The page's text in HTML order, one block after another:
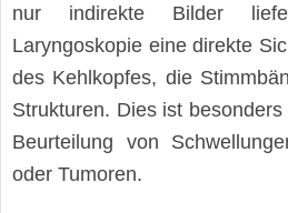
nur indirekte Bilder
Laryngoskopie eine direkte
des Kehlkopfes, die
Strukturen. Dies ist
Beurteilung von
oder Tumoren.